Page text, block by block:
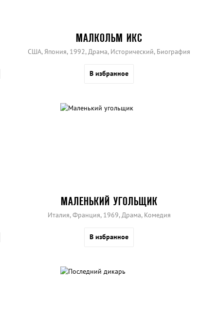
МАЛКОЛЬМ ИКС
США, Япония, 1992, Драма, Исторический, Биография
В избранное
МАЛЕНЬКИЙ УГОЛЬЩИК
Италия, Франция, 1969, Драма, Комедия
В избранное